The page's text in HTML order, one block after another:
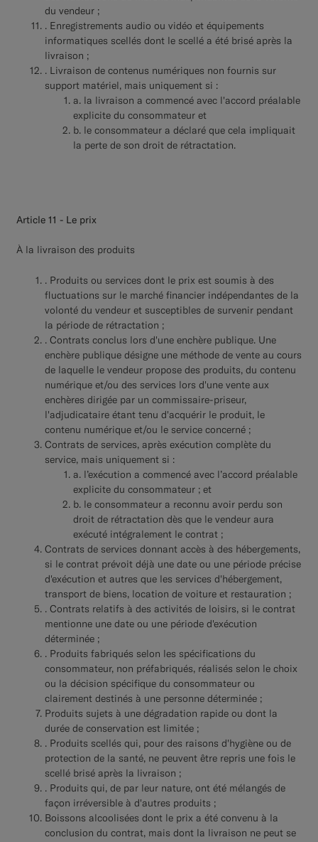
du vendeur ;
. Enregistrements audio ou vidéo et équipements
informatiques scellés dont le scellé a été brisé après la
livraison ;
. Livraison de contenus numériques non fournis sur
support matériel, mais uniquement si :
a. la livraison a commencé avec l'accord préalable
explicite du consommateur et
b. le consommateur a déclaré que cela impliquait
la perte de son droit de rétractation.
Article 11 - Le prix
À la livraison des produits
. Produits ou services dont le prix est soumis à des
fluctuations sur le marché financier indépendantes de la
volonté du vendeur et susceptibles de survenir pendant
la période de rétractation ;
. Contrats conclus lors d'une enchère publique. Une
enchère publique désigne une méthode de vente au cours
de laquelle le vendeur propose des produits, du contenu
numérique et/ou des services lors d'une vente aux
enchères dirigée par un commissaire-priseur,
l'adjudicataire étant tenu d'acquérir le produit, le
contenu numérique et/ou le service concerné ;
Contrats de services, après exécution complète du
service, mais uniquement si :
a. l’exécution a commencé avec l’accord préalable
explicite du consommateur ; et
b. le consommateur a reconnu avoir perdu son
droit de rétractation dès que le vendeur aura
exécuté intégralement le contrat ;
Contrats de services donnant accès à des hébergements,
si le contrat prévoit déjà une date ou une période précise
d'exécution et autres que les services d'hébergement,
transport de biens, location de voiture et restauration ;
. Contrats relatifs à des activités de loisirs, si le contrat
mentionne une date ou une période d'exécution
déterminée ;
. Produits fabriqués selon les spécifications du
consommateur, non préfabriqués, réalisés selon le choix
ou la décision spécifique du consommateur ou
clairement destinés à une personne déterminée ;
Produits sujets à une dégradation rapide ou dont la
durée de conservation est limitée ;
. Produits scellés qui, pour des raisons d'hygiène ou de
protection de la santé, ne peuvent être repris une fois le
scellé brisé après la livraison ;
. Produits qui, de par leur nature, ont été mélangés de
façon irréversible à d'autres produits ;
Boissons alcoolisées dont le prix a été convenu à la
conclusion du contrat, mais dont la livraison ne peut se